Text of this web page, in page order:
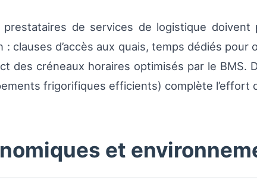
de services de logistique
clauses d’accès aux quais, temps dédiés
des créneaux horaires optimisés par le BMS.
frigorifiques efficients) complète l’effort
et